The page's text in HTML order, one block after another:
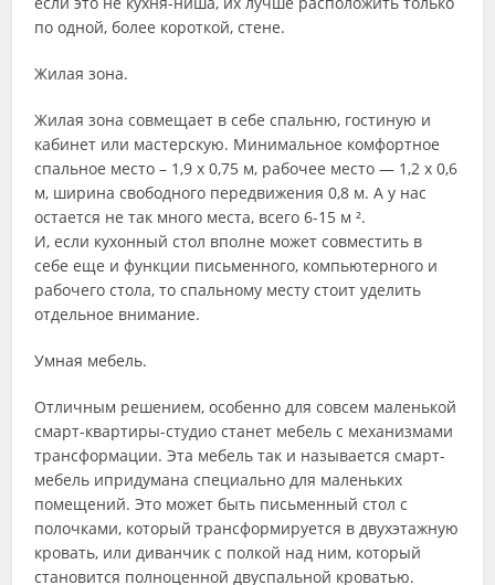
по одной, более короткой, стене.
Жилая зона.
Жилая зона совмещает в себе спальню, гостиную и
кабинет или мастерскую. Минимальное комфортное
спальное место – 1,9 х 0,75 м, рабочее место — 1,2 х 0,6
м, ширина свободного передвижения 0,8 м. А у нас
остается не так много места, всего 6-15 м ².
И, если кухонный стол вполне может совместить в
себе еще и функции письменного, компьютерного и
рабочего стола, то спальному месту стоит уделить
отдельное внимание.
Умная мебель.
Отличным решением, особенно для совсем маленькой
смарт-квартиры-студио станет мебель с механизмами
трансформации. Эта мебель так и называется смарт-
мебель ипридумана специально для маленьких
помещений. Это может быть письменный стол с
полочками, который трансформируется в двухэтажную
кровать, или диванчик с полкой над ним, который
становится полноценной двуспальной кроватью.